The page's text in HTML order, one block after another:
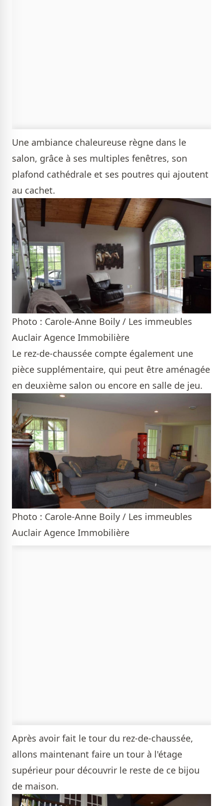
Une ambiance chaleureuse règne dans le
salon, grâce à ses multiples fenêtres, son
plafond cathédrale et ses poutres qui ajoutent
au cachet.
Photo : Carole-Anne Boily / Les immeubles
Auclair Agence Immobilière
Le rez-de-chaussée compte également une
pièce supplémentaire, qui peut être aménagée
en deuxième salon ou encore en salle de jeu.
Photo : Carole-Anne Boily / Les immeubles
Auclair Agence Immobilière
Après avoir fait le tour du rez-de-chaussée,
allons maintenant faire un tour à l'étage
supérieur pour découvrir le reste de ce bijou
de maison.